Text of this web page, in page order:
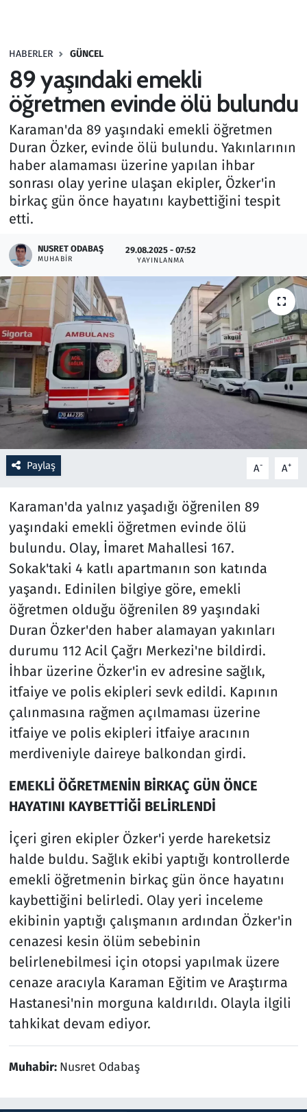
HABERLER GÜNCEL
89 yaşındaki emekli
öğretmen evinde ölü bulundu
Karaman'da 89 yaşındaki emekli öğretmen
Duran Özker, evinde ölü bulundu. Yakınlarının
haber alamaması üzerine yapılan ihbar
sonrası olay yerine ulaşan ekipler, Özker'in
birkaç gün önce hayatını kaybettiğini tespit
etti.
NUSRET ODABAŞ
MUHABIR
29.08.2025 - 07:52
YAYINLANMA
Paylaş A- A+
Karaman'da yalnız yaşadığı öğrenilen 89
yaşındaki emekli öğretmen evinde ölü
bulundu. Olay, İmaret Mahallesi 167.
Sokak'taki 4 katlı apartmanın son katında
yaşandı. Edinilen bilgiye göre, emekli
öğretmen olduğu öğrenilen 89 yaşındaki
Duran Özker'den haber alamayan yakınları
durumu 112 Acil Çağrı Merkezi'ne bildirdi.
İhbar üzerine Özker'in ev adresine sağlık,
itfaiye ve polis ekipleri sevk edildi. Kapının
çalınmasına rağmen açılmaması üzerine
itfaiye ve polis ekipleri itfaiye aracının
merdiveniyle daireye balkondan girdi.
EMEKLİ ÖĞRETMENİN BİRKAÇ GÜN ÖNCE
HAYATINI KAYBETTİĞİ BELİRLENDİ
İçeri giren ekipler Özker'i yerde hareketsiz
halde buldu. Sağlık ekibi yaptığı kontrollerde
emekli öğretmenin birkaç gün önce hayatını
kaybettiğini belirledi. Olay yeri inceleme
ekibinin yaptığı çalışmanın ardından Özker'in
cenazesi kesin ölüm sebebinin
belirlenebilmesi için otopsi yapılmak üzere
cenaze aracıyla Karaman Eğitim ve Araştırma
Hastanesi'nin morguna kaldırıldı. Olayla ilgili
tahkikat devam ediyor.
Muhabir: Nusret Odabaş
Haber
Kültür Sanat
Kurumsal Haberler
Lezzet Durağı
Memur ve Kamu
Ramazan
Resmi İlanlar
Rüya Tabirleri
Sağlık
Savunma Sanayi
Seçim 2023
Spor
Teknoloji ve Bilim
Televizyon